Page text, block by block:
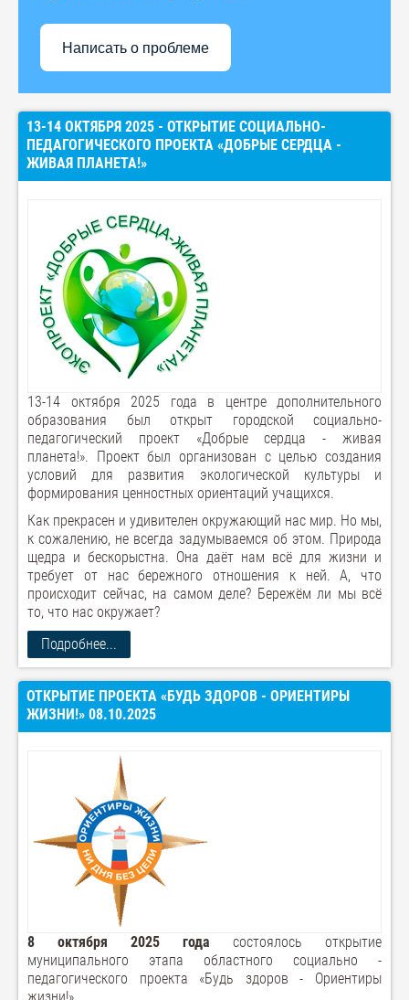
Написать о проблеме
13-14 ОКТЯБРЯ 2025 - ОТКРЫТИЕ СОЦИАЛЬНО-
ПЕДАГОГИЧЕСКОГО ПРОЕКТА «ДОБРЫЕ СЕРДЦА -
ЖИВАЯ ПЛАНЕТА!»
13-14 октября 2025 года в центре дополнительного
образования был открыт городской социально-
педагогический проект «Добрые сердца - живая
планета!». Проект был организован с целью создания
условий для развития экологической культуры и
формирования ценностных ориентаций учащихся.
Как прекрасен и удивителен окружающий нас мир. Но мы,
к сожалению, не всегда задумываемся об этом. Природа
щедра и бескорыстна. Она даёт нам всё для жизни и
требует от нас бережного отношения к ней. А, что
происходит сейчас, на самом деле? Бережём ли мы всё
то, что нас окружает?
Подробнее...
ОТКРЫТИЕ ПРОЕКТА «БУДЬ ЗДОРОВ - ОРИЕНТИРЫ
ЖИЗНИ!» 08.10.2025
8 октября 2025 года состоялось открытие
муниципального этапа областного социально -
педагогического проекта «Будь здоров - Ориентиры